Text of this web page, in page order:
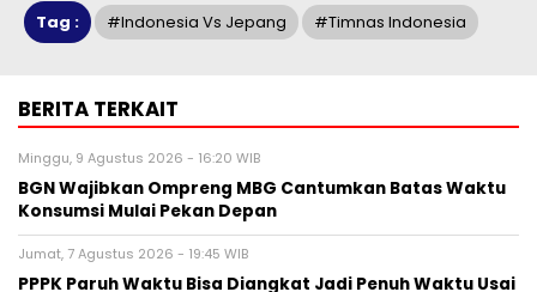
Tag : #indonesia Vs Jepang #timnas Indonesia
BERITA TERKAIT
Minggu, 9 Agustus 2026 - 16:20 WIB
BGN Wajibkan Ompreng MBG Cantumkan Batas Waktu
Konsumsi Mulai Pekan Depan
Jumat, 7 Agustus 2026 - 19:45 WIB
PPPK Paruh Waktu Bisa Diangkat Jadi Penuh Waktu Usai